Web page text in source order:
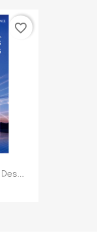
favorite_border